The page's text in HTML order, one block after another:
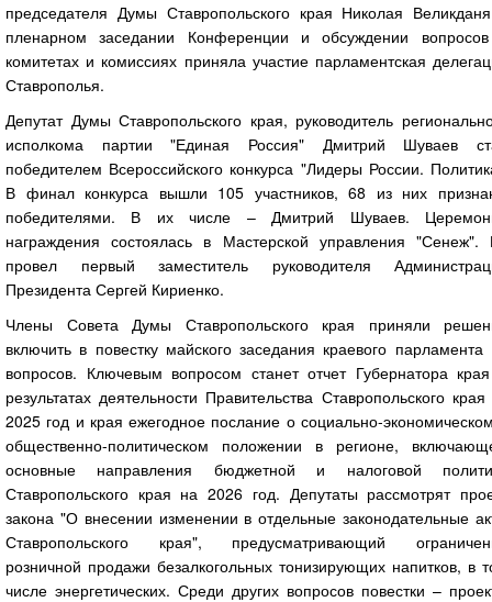
председателя Думы Ставропольского края Николая
пленарном заседании Конференции и обсуждении
комитетах и комиссиях приняла участие парламентская
Ставрополья.
Депутат Думы Ставропольского края, руководитель
исполкома партии "Единая Россия" Дмитрий Шуваев
победителем Всероссийского конкурса "Лидеры России.
В финал конкурса вышли 105 участников, 68 из них
победителями. В их числе – Дмитрий Шуваев.
награждения состоялась в Мастерской управления "Сенеж".
провел первый заместитель руководителя
Президента Сергей Кириенко.
Члены Совета Думы Ставропольского края приняли
включить в повестку майского заседания краевого парламента
вопросов. Ключевым вопросом станет отчет Губернатора
результатах деятельности Правительства Ставропольского края
2025 год и края ежегодное послание о социально-
общественно-политическом положении в регионе,
основные направления бюджетной и налоговой
Ставропольского края на 2026 год. Депутаты рассмотрят
закона "О внесении изменении в отдельные законодательные
Ставропольского края", предусматривающий
розничной продажи безалкогольных тонизирующих напитков, в
числе энергетических. Среди других вопросов повестки –